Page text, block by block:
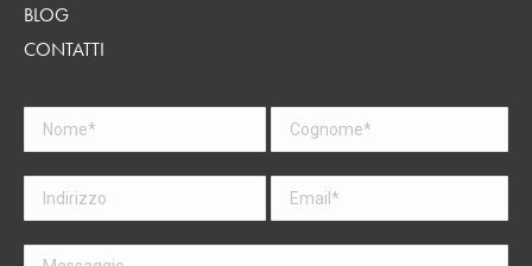
BLOG
CONTATTI